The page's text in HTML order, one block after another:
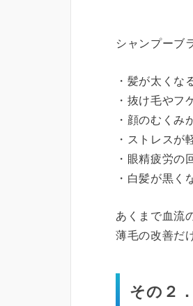
シャンプーブ
・髪が太くな
・抜け毛やフ
・顔のむくみ
・ストレスが
・眼精疲労の
・白髪が黒く
あくまで血流
薄毛の改善だ
その２